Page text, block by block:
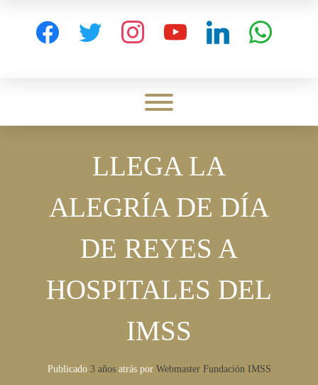
facebook twitter instagram youtube linkedin whatsapp
Toggle menu visibility.
LLEGA LA
ALEGRÍA DE DÍA
DE REYES A
HOSPITALES DEL
IMSS
Publicado 3 añosatrás por Webmaster Fundación IMSS